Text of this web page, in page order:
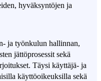
hyväksyntöjen ja
ja työnkulun hallinnan,
jättöprosessit sekä
Täysi käyttäjä- ja
käyttöoikeuksilla sekä